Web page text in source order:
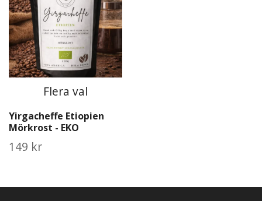
Flera val
Yirgacheffe Etiopien
Mörkrost - EKO
149 kr